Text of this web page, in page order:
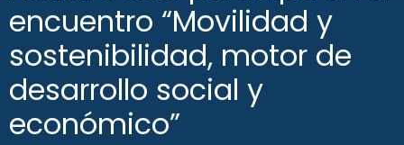
encuentro “Movilidad y
sostenibilidad, motor de
desarrollo social y
económico”